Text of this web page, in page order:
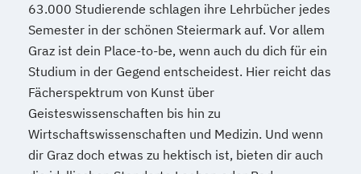
Mechatronik
Mediation und Konfliktmanagement
Mediendesign Medieninformatik
Medienmanagement
Medizinische Informatik
Medizintechnik
Modemanagement
New Work
Pädagogik
Rechtswissenschaften
Rechtswissenschaften Doktoratsstudium
Religionswissenschaft
Religionswissenschaft Doktoratsstudium
Romanistik (Französisch)
Romanistik (Italienisch)
Romanistik (Spanisch)
63.000 Studierende schlagen ihre Lehrbücher jedes
Semester in der schönen Steiermark auf. Vor allem
Graz ist dein Place-to-be, wenn auch du dich für ein
Studium in der Gegend entscheidest. Hier reicht das
Fächerspektrum von Kunst über
Geisteswissenschaften bis hin zu
Wirtschaftswissenschaften und Medizin. Und wenn
dir Graz doch etwas zu hektisch ist, bieten dir auch